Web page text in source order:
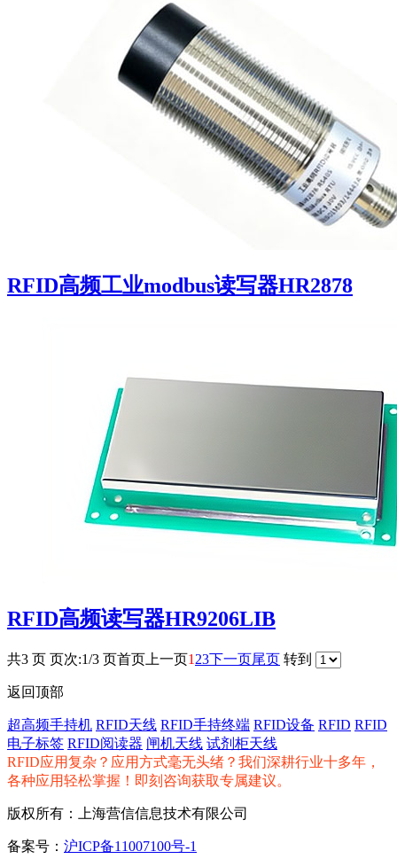
RFID高频工业modbus读写器HR2878
RFID高频读写器HR9206LIB
共3 页 页次:1/3 页首页 上一页1 23下一页尾页 转到
返回顶部
超高频手持机 RFID天线 RFID手持终端 RFID设备 RFID RFID
电子标签 RFID阅读器 闸机天线 试剂柜天线
RFID应用复杂？应用方式毫无头绪？我们深耕行业十多年，
各种应用轻松掌握！即刻咨询获取专属建议。
版权所有：上海营信信息技术有限公司
备案号： 沪ICP备11007100号-1